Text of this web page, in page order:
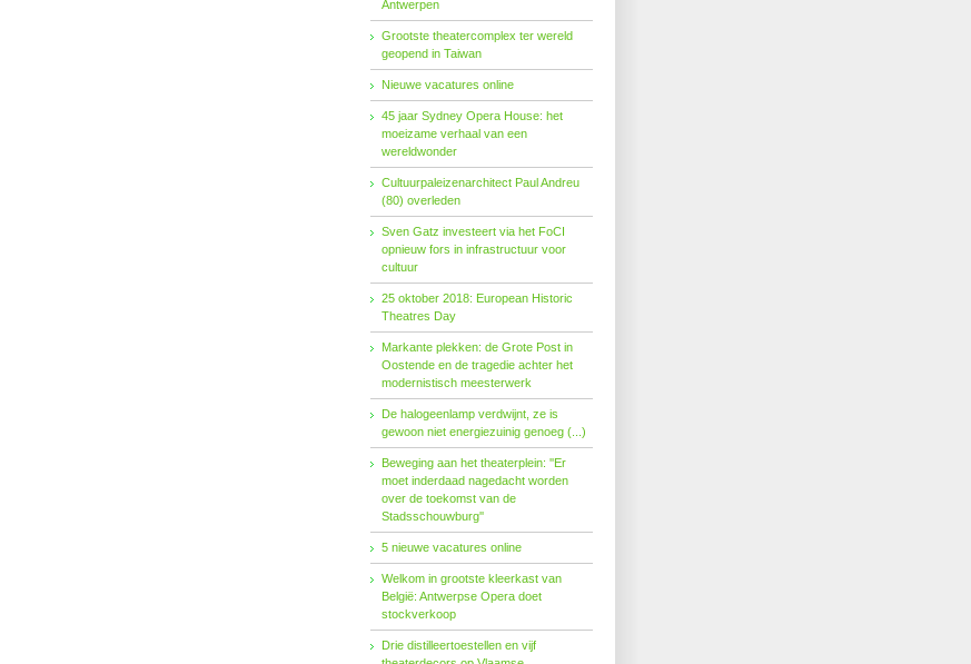
Antwerpen
Grootste theatercomplex ter wereld
geopend in Taiwan
Nieuwe vacatures online
45 jaar Sydney Opera House: het
moeizame verhaal van een
wereldwonder
Cultuurpaleizenarchitect Paul Andreu
(80) overleden
Sven Gatz investeert via het FoCI
opnieuw fors in infrastructuur voor
cultuur
25 oktober 2018: European Historic
Theatres Day
Markante plekken: de Grote Post in
Oostende en de tragedie achter het
modernistisch meesterwerk
De halogeenlamp verdwijnt, ze is
gewoon niet energiezuinig genoeg (...)
Beweging aan het theaterplein: ''Er
moet inderdaad nagedacht worden
over de toekomst van de
Stadsschouwburg''
5 nieuwe vacatures online
Welkom in grootste kleerkast van
België: Antwerpse Opera doet
stockverkoop
Drie distilleertoestellen en vijf